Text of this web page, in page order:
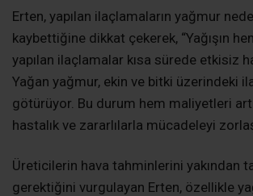
Erten, yapılan ilaçlamaların yağmur
kaybettiğine dikkat çekerek, “Yağışın
yapılan ilaçlamalar kısa sürede etkisiz
Yağan yağmur, ekin ve bitki üzerindeki
götürüyor. Bu durum hem maliyetleri
hastalık ve zararlılarla mücadeleyi
Üreticilerin hava tahminlerini yakından
gerektiğini vurgulayan Erten, özellikle